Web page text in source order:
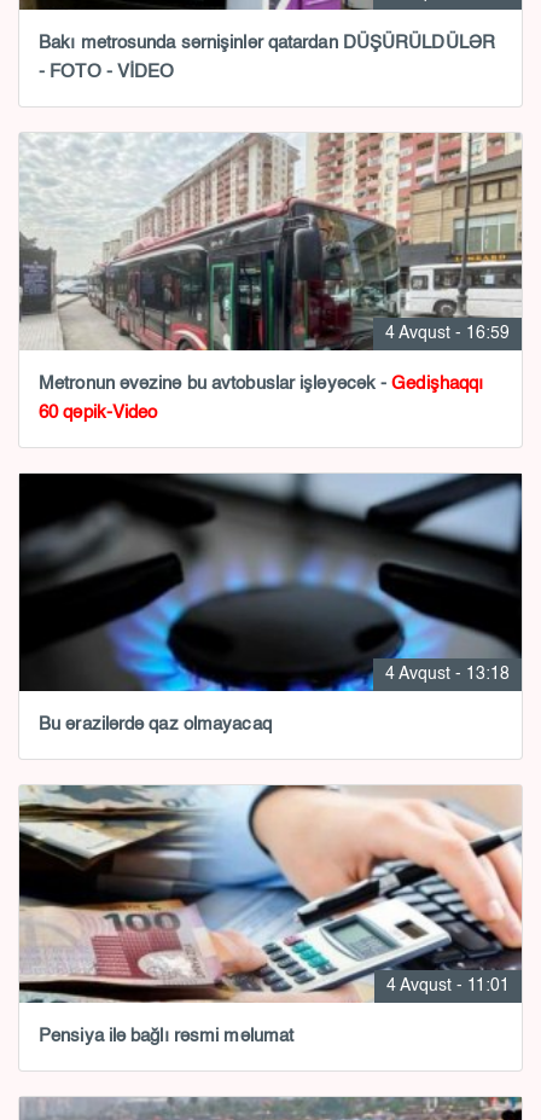
Bakı metrosunda sərnişinlər qatardan DÜŞÜRÜLDÜLƏR
- FOTO - VİDEO
4 Avqust - 16:59
Metronun əvəzinə bu avtobuslar işləyəcək -Gedişhaqqı
60 qəpik-Video
4 Avqust - 13:18
Bu ərazilərdə qaz olmayacaq
4 Avqust - 11:01
Pensiya ilə bağlı rəsmi məlumat